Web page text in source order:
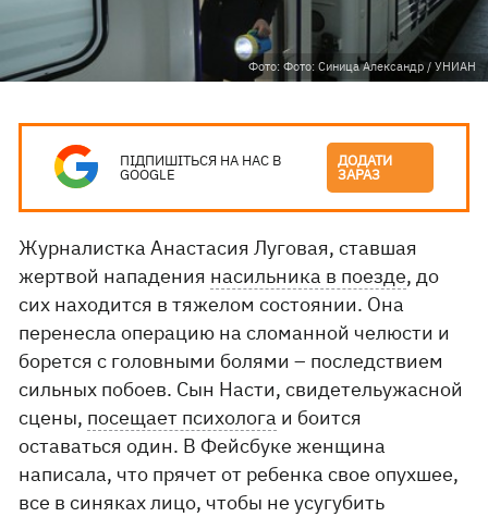
Фото: Фото: Синица Александр / УНИАН
ПІДПИШІТЬСЯ НА НАС В
GOOGLE
ДОДАТИ
ЗАРАЗ
Журналистка Анастасия Луговая, ставшая
жертвой нападения насильника в поезде, до
сих находится в тяжелом состоянии. Она
перенесла операцию на сломанной челюсти и
борется с головными болями – последствием
сильных побоев. Сын Насти, свидетельужасной
сцены, посещает психолога и боится
оставаться один. В Фейсбуке женщина
написала, что прячет от ребенка свое опухшее,
все в синяках лицо, чтобы не усугубить